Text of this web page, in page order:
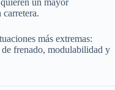
más extremas:
de frenado, modulabilidad y